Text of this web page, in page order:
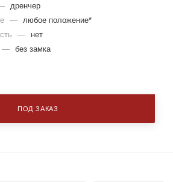
дренчер
—
любое положение*
—
нет
— без замка
ПОД ЗАКАЗ